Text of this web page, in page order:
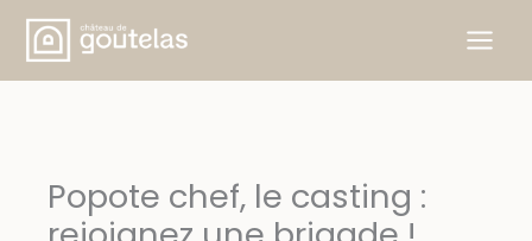
Aller
contenu
Popote chef, le casting :